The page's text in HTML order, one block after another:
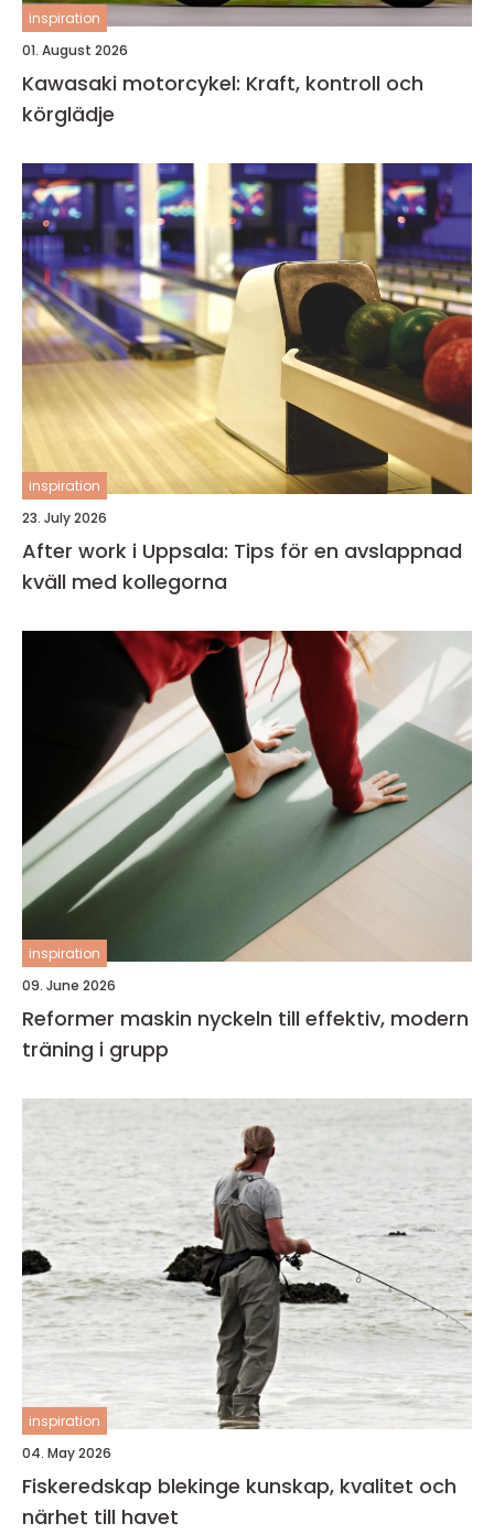
inspiration
01. August 2026
Kawasaki motorcykel: Kraft, kontroll och
körglädje
inspiration
23. July 2026
After work i Uppsala: Tips för en avslappnad
kväll med kollegorna
inspiration
09. June 2026
Reformer maskin nyckeln till effektiv, modern
träning i grupp
inspiration
04. May 2026
Fiskeredskap blekinge kunskap, kvalitet och
närhet till havet